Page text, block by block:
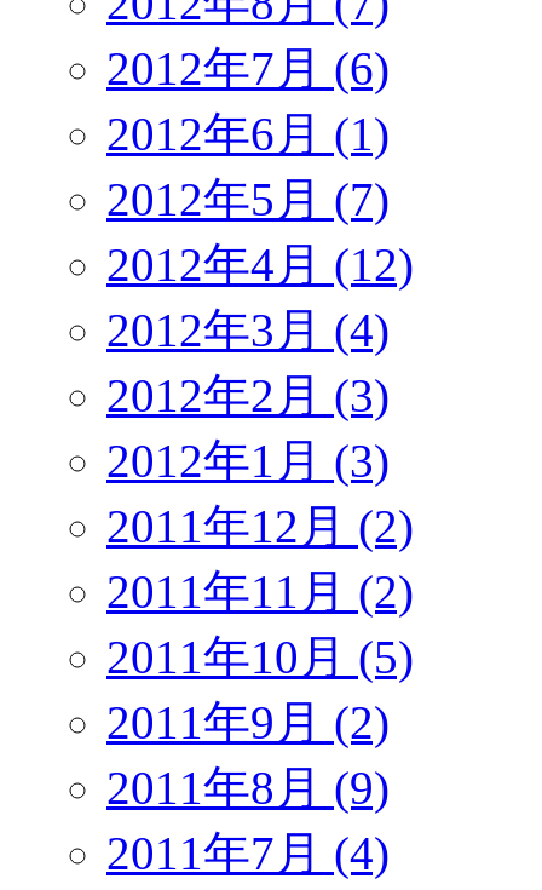
2012年7月 (6)
2012年6月 (1)
2012年5月 (7)
2012年4月 (12)
2012年3月 (4)
2012年2月 (3)
2012年1月 (3)
2011年12月 (2)
2011年11月 (2)
2011年10月 (5)
2011年9月 (2)
2011年8月 (9)
2011年7月 (4)